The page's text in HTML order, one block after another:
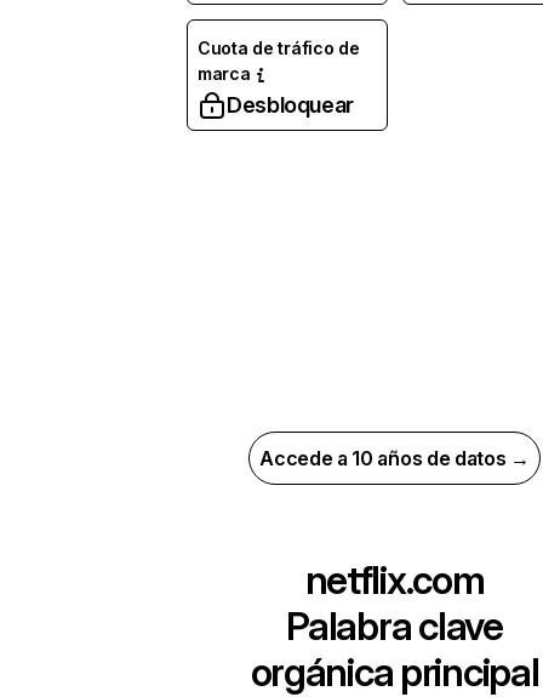
Cuota de tráfico de
marca
Desbloquear
Accede a 10 años de datos →
netflix.com
Palabra clave
orgánica principal